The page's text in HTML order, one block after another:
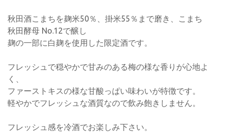
秋田酒こまちを麹米50％、掛米55％まで磨き、こまち
秋田酵母 No.12で醸し
麹の一部に白麹を使用した限定酒です。
フレッシュで穏やかで甘みのある梅の様な香りが心地よ
く、
ファーストキスの様な甘酸っぱい味わいが特徴です。
軽やかでフレッシュな酒質なので飲み飽きしません。
フレッシュ感を冷酒でお楽しみ下さい。